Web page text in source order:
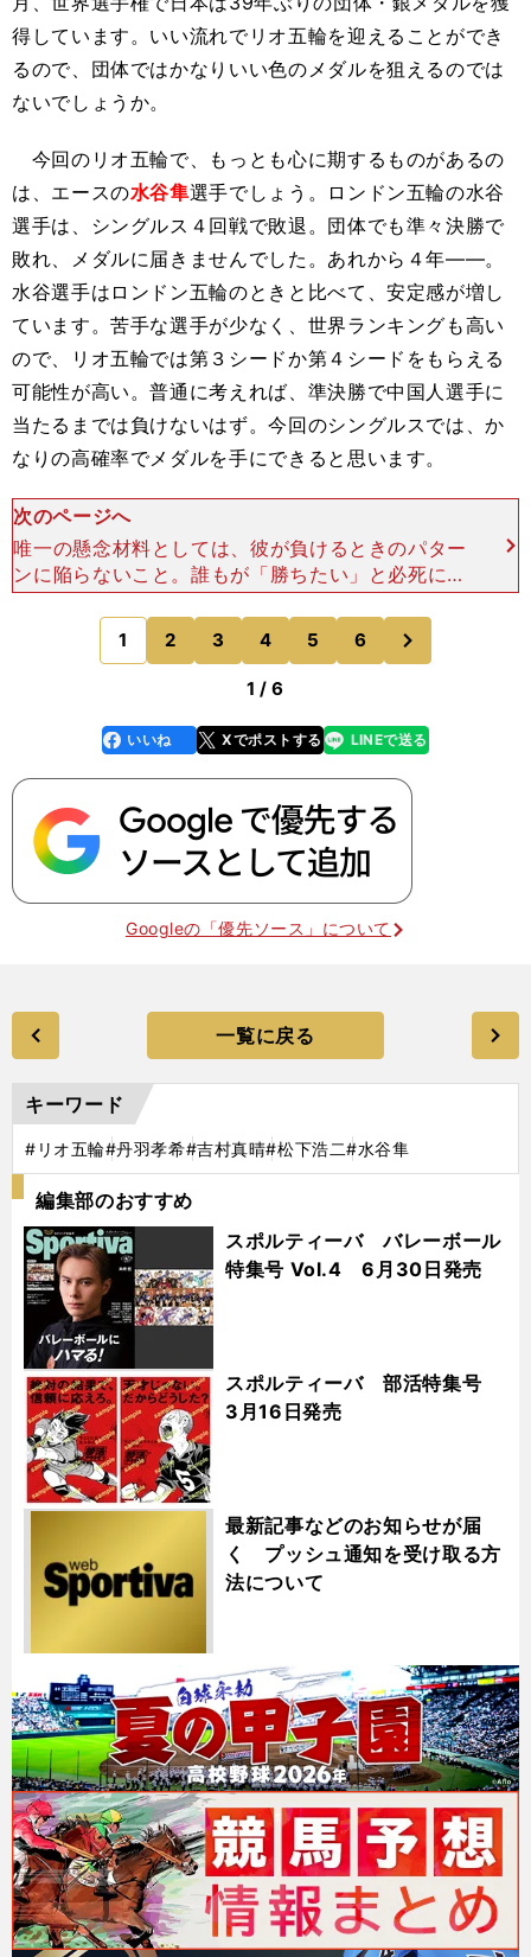
得しています。いい流れでリオ五輪を迎えることができ
るので、団体ではかなりいい色のメダルを狙えるのでは
ないでしょうか。
今回のリオ五輪で、もっとも心に期するものがあるの
は、エースの水谷隼選手でしょう。ロンドン五輪の水谷
選手は、シングルス４回戦で敗退。団体でも準々決勝で
敗れ、メダルに届きませんでした。あれから４年――。
水谷選手はロンドン五輪のときと比べて、安定感が増し
ています。苦手な選手が少なく、世界ランキングも高い
ので、リオ五輪では第３シードか第４シードをもらえる
可能性が高い。普通に考えれば、準決勝で中国人選手に
当たるまでは負けないはず。今回のシングルスでは、か
なりの高確率でメダルを手にできると思います。
次のページへ
唯一の懸念材料としては、彼が負けるときのパター
ンに陥らないこと。誰もが「勝ちたい」と必死にな
るのが、五輪です。たとえ格下の選手であっても、
想像以上に好調だったり、勢いがある場合は多々あ
ります。そんなと
1 2 3 4 5 6
のページへ
1 / 6
faceboo
k
いいね Xでポストする
line LINEで送る
Googleの「優先ソース」について
一覧に戻る
キーワード
#リオ五輪#丹羽孝希#吉村真晴#松下浩二#水谷隼
編集部のおすすめ
スポルティーバ バレーボール
特集号 Vol.4 6月30日発売
スポルティーバ 部活特集号
3月16日発売
最新記事などのお知らせが届
く プッシュ通知を受け取る方
法について